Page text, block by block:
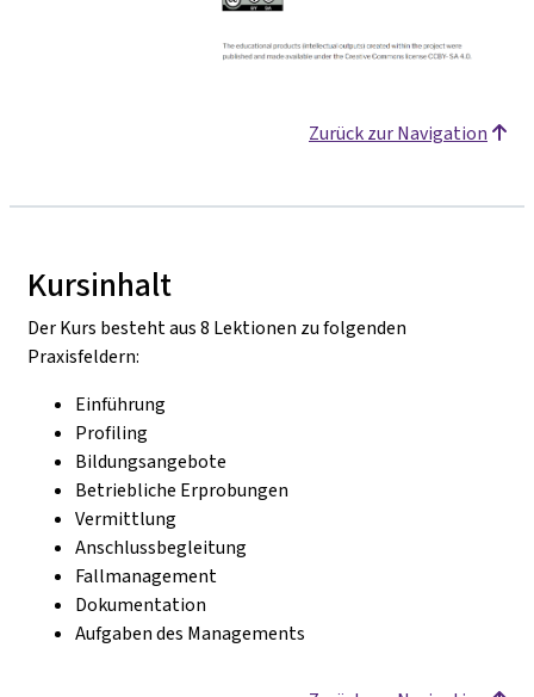
Zurück zur Navigation
Kursinhalt
Der Kurs besteht aus 8 Lektionen zu folgenden
Praxisfeldern:
Einführung
Profiling
Bildungsangebote
Betriebliche Erprobungen
Vermittlung
Anschlussbegleitung
Fallmanagement
Dokumentation
Aufgaben des Managements